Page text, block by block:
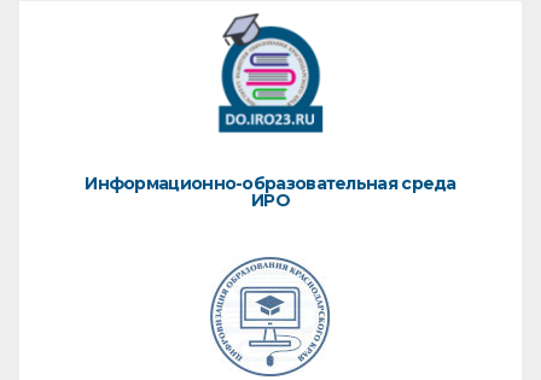
Информационно-образовательная среда
ИРО